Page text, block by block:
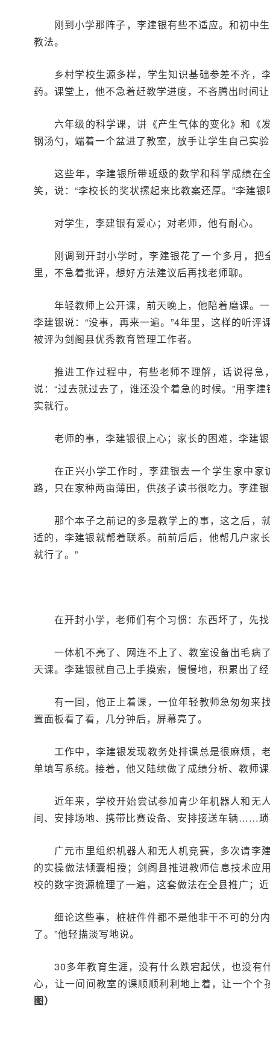
刚到小学那阵子，李建银有些不适应。和初中
教法。
乡村学校生源多样，学生知识基础参差不齐，
药。课堂上，他不急着赶教学进度，不吝腾出时间
六年级的科学课，讲《产生气体的变化》和《
钢汤勺，端着一个盆进了教室，放手让学生自己实
这些年，李建银所带班级的数学和科学成绩
笑，说：“李校长的奖状摞起来比教案还厚。”李建
对学生，李建银有爱心；对老师，他有耐心。
刚调到开封小学时，李建银花了一个多月，
里，不急着批评，想好方法建议后再找老师聊。
年轻教师上公开课，前天晚上，他陪着磨课。
李建银说：“没事，再来一遍。”4年里，这样的听
被评为剑阁县优秀教育管理工作者。
推进工作过程中，有些老师不理解，话说得
说：“过去就过去了，谁还没个着急的时候。”用李
实就行。
老师的事，李建银很上心；家长的困难，李建
在正兴小学工作时，李建银去一个学生家中
路，只在家种两亩薄田，供孩子读书很吃力。李建
那个本子之前记的多是教学上的事，这之后，
适的，李建银就帮着联系。前前后后，他帮几户家
就行了。”
在开封小学，老师们有个习惯：东西坏了，先
一体机不亮了、网连不上了、教室设备出毛病
天课。李建银就自己上手摸索，慢慢地，积累出了
有一回，他正上着课，一位年轻教师急匆匆来
置面板看了看，几分钟后，屏幕亮了。
工作中，李建银发现教务处排课总是很麻烦，
单填写系统。接着，他又陆续做了成绩分析、教师
近年来，学校开始尝试参加青少年机器人和
间、安排场地、携带比赛设备、安排接送车辆……
广元市里组织机器人和无人机竞赛，多次请李
的实操做法倾囊相授；剑阁县推进教师信息技术应
校的数字资源梳理了一遍，这套做法在全县推广
细论这些事，桩桩件件都不是他非干不可的分
了。”他轻描淡写地说。
30多年教育生涯，没有什么跌宕起伏，也没有
心，让一间间教室的课顺顺利利地上着，让一个
图）